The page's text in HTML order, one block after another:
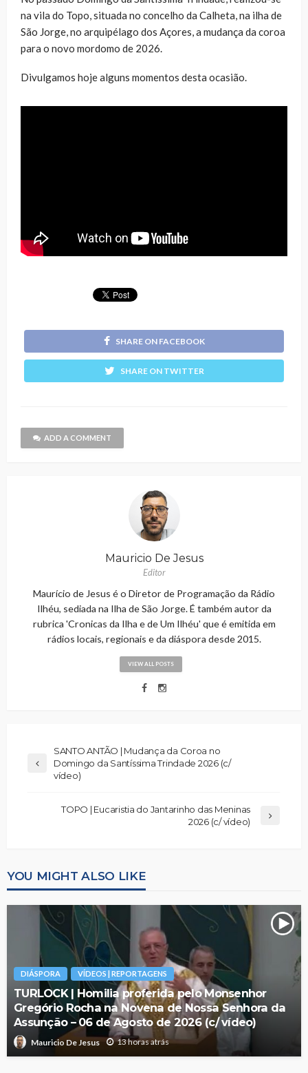
na vila do Topo, situada no concelho da Calheta, na ilha de
São Jorge, no arquipélago dos Açores, a mudança da coroa
para o novo mordomo de 2026.
Divulgamos hoje alguns momentos desta ocasião.
SHARE ON FACEBOOK
SHARE ON TWITTER
ADD A COMMENT
Mauricio De Jesus
Editor
Maurício de Jesus é o Diretor de Programação da Rádio
Ilhéu, sediada na Ilha de São Jorge. É também autor da
rubrica 'Cronicas da Ilha e de Um Ilhéu' que é emitida em
rádios locais, regionais e da diáspora desde 2015.
VIEW ALL POSTS
SANTO ANTÃO | Mudança da Coroa no
Domingo da Santíssima Trindade 2026 (c/
vídeo)
TOPO | Eucaristia do Jantarinho das Meninas
2026 (c/ vídeo)
YOU MIGHT ALSO LIKE
DIÁSPORA VÍDEOS | REPORTAGENS
TURLOCK | Homilia proferida pelo Monsenhor
Gregório Rocha na Novena de Nossa Senhora da
Assunção – 06 de Agosto de 2026 (c/ vídeo)
Mauricio De Jesus 13 horas atrás